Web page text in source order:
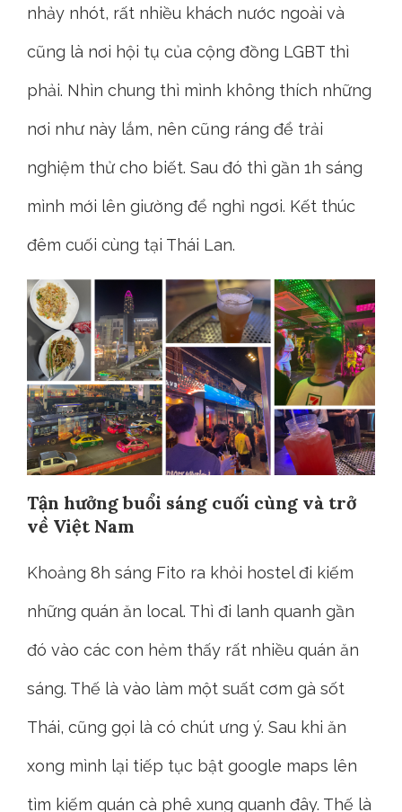
nhảy nhót, rất nhiều khách nước ngoài và
cũng là nơi hội tụ của cộng đồng LGBT thì
phải. Nhìn chung thì mình không thích những
nơi như này lắm, nên cũng ráng để trải
nghiệm thử cho biết. Sau đó thì gần 1h sáng
mình mới lên giường để nghỉ ngơi. Kết thúc
đêm cuối cùng tại Thái Lan.
Tận hưởng buổi sáng cuối cùng và trở
về Việt Nam
Khoảng 8h sáng Fito ra khỏi hostel đi kiếm
những quán ăn local. Thì đi lanh quanh gần
đó vào các con hẻm thấy rất nhiều quán ăn
sáng. Thế là vào làm một suất cơm gà sốt
Thái, cũng gọi là có chút ưng ý. Sau khi ăn
xong mình lại tiếp tục bật google maps lên
tìm kiếm quán cà phê xung quanh đây. Thế là